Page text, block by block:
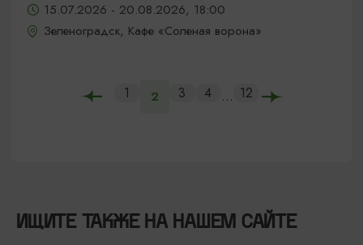
15.07.2026 - 20.08.2026, 18:00
Зеленоградск, Кафе «Соленая ворона»
1 2 3 4 ... 12
ИЩИТЕ ТАКЖЕ НА НАШЕМ САЙТЕ